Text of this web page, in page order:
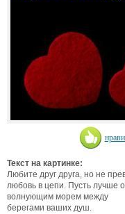
Текст на картинке:
Любите друг друга, но не
любовь в цепи. Пусть лучше
волнующим морем между
берегами ваших душ.